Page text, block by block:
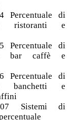
Percentuale di
ristoranti e
Percentuale di
bar caffè e
Percentuale di
banchetti e
Sistemi di